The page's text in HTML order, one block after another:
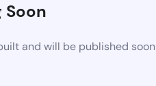
Soon
and will be published soon